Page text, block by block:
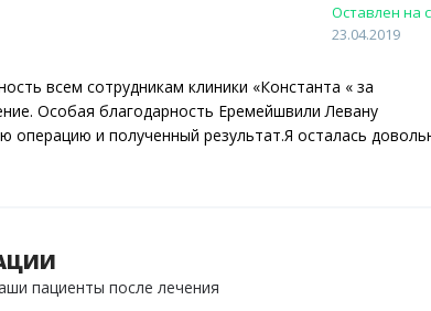
Оставлен на
23.04.2019
всем сотрудникам клиники «Константа « за
Особая благодарность Еремейшвили Левану
операцию и полученный результат.Я осталась
Буду рекомендовать клинику Константа всем своим
пациенты после лечения